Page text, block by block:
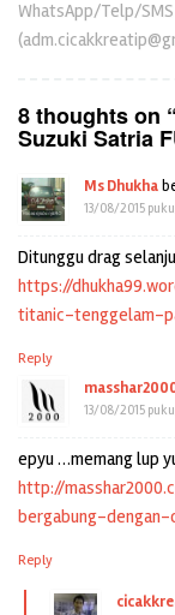
WhatsApp/Telp/
8 thoughts on “
Suzuki Satria
Ms Dhukha
13/08/2015 pukul
Ditunggu drag
https://
titanic-tenggelam-
Reply
13/08/2015 pukul
epyu …memang lup
http://
bergabung-
Reply